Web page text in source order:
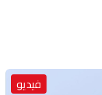
فيديو